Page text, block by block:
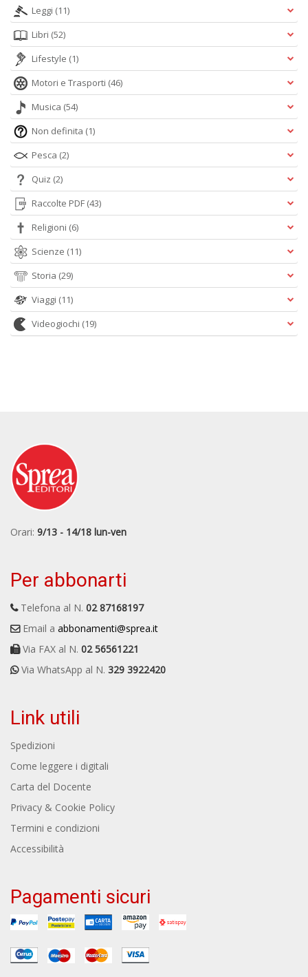
Leggi (11)
Libri (52)
Lifestyle (1)
Motori e Trasporti (46)
Musica (54)
Non definita (1)
Pesca (2)
Quiz (2)
Raccolte PDF (43)
Religioni (6)
Scienze (11)
Storia (29)
Viaggi (11)
Videogiochi (19)
Orari: 9/13 - 14/18 lun-ven
Per abbonarti
Telefona al N. 02 87168197
Email a abbonamenti@sprea.it
Via FAX al N. 02 56561221
Via WhatsApp al N. 329 3922420
Link utili
Spedizioni
Come leggere i digitali
Carta del Docente
Privacy & Cookie Policy
Termini e condizioni
Accessibilità
Pagamenti sicuri